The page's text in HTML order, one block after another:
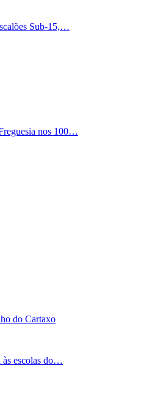
Sub-15,…
nos 100…
do Cartaxo
às escolas do…